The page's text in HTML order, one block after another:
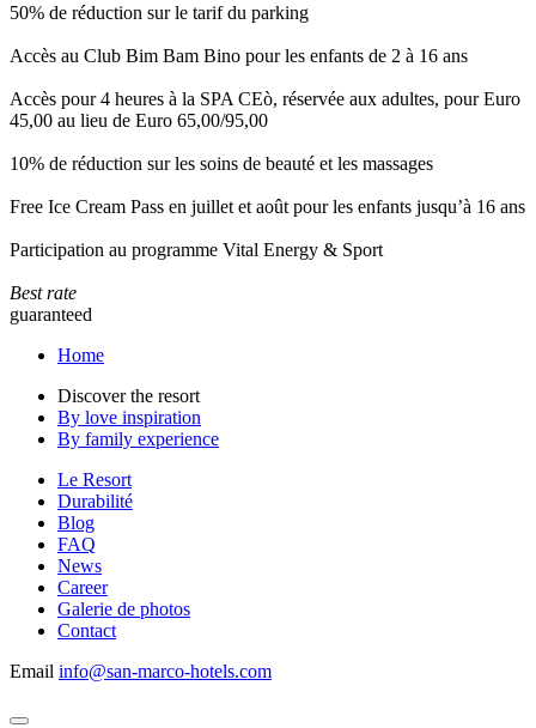
50% de réduction sur le tarif du parking
Accès au Club Bim Bam Bino pour les enfants de 2 à 16 ans
Accès pour 4 heures à la SPA CEò, réservée aux adultes, pour Euro
45,00 au lieu de Euro 65,00/95,00
10% de réduction sur les soins de beauté et les massages
Free Ice Cream Pass en juillet et août pour les enfants jusqu’à 16 ans
Participation au programme Vital Energy & Sport
Best rate
guaranteed
Home
Discover the resort
By love inspiration
By family experience
Le Resort
Durabilité
Blog
FAQ
News
Career
Galerie de photos
Contact
Email info@san-marco-hotels.com